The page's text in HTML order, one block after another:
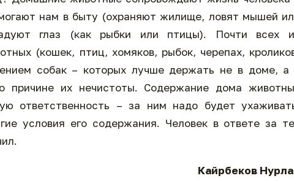
нам в быту (охраняют жилище, ловят мышей
глаз (как рыбки или птицы). Почти всех
(кошек, птиц, хомяков, рыбок, черепах,
собак – которых лучше держать не в доме, а
причине их нечистоты. Содержание дома
ответственность – за ним надо будет
условия его содержания. Человек в ответе за
Кайрбеков